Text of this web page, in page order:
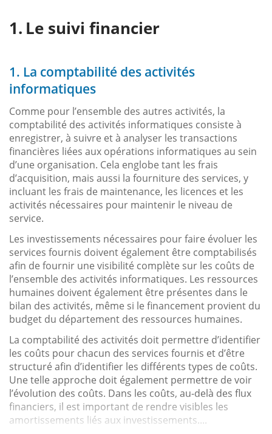
Le suivi financier
1. La comptabilité des activités
informatiques
Comme pour l’ensemble des autres activités, la
comptabilité des activités informatiques consiste à
enregistrer, à suivre et à analyser les transactions
financières liées aux opérations informatiques au sein
d’une organisation. Cela englobe tant les frais
d’acquisition, mais aussi la fourniture des services, y
incluant les frais de maintenance, les licences et les
activités nécessaires pour maintenir le niveau de
service.
Les investissements nécessaires pour faire évoluer les
services fournis doivent également être comptabilisés
afin de fournir une visibilité complète sur les coûts de
l’ensemble des activités informatiques. Les ressources
humaines doivent également être présentes dans le
bilan des activités, même si le financement provient du
budget du département des ressources humaines.
La comptabilité des activités doit permettre d’identifier
les coûts pour chacun des services fournis et d’être
structuré afin d’identifier les différents types de coûts.
Une telle approche doit également permettre de voir
l’évolution des coûts. Dans les coûts, au-delà des flux
financiers, il est important de rendre visibles les
amortissements liés aux investissements....